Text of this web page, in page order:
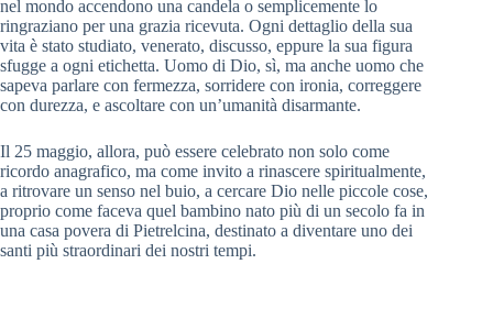
nel mondo accendono una candela o semplicemente lo
ringraziano per una grazia ricevuta. Ogni dettaglio della sua
vita è stato studiato, venerato, discusso, eppure la sua figura
sfugge a ogni etichetta. Uomo di Dio, sì, ma anche uomo che
sapeva parlare con fermezza, sorridere con ironia, correggere
con durezza, e ascoltare con un’umanità disarmante.
Il 25 maggio, allora, può essere celebrato non solo come
ricordo anagrafico, ma come invito a rinascere spiritualmente,
a ritrovare un senso nel buio, a cercare Dio nelle piccole cose,
proprio come faceva quel bambino nato più di un secolo fa in
una casa povera di Pietrelcina, destinato a diventare uno dei
santi più straordinari dei nostri tempi.